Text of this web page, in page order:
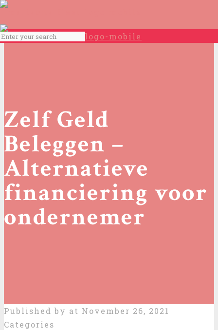
Zelf Geld
Beleggen –
Alternatieve
financiering voor
ondernemer
Published by at November 26, 2021
Categories